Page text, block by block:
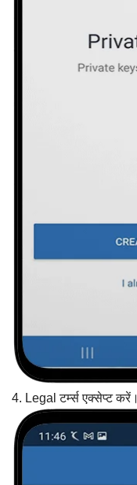
4. Legal टर्म्स एक्सेप्ट करें।